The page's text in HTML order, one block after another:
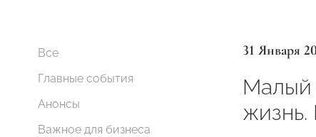
Все
Главные события
Анонсы
Важное для бизнеса
31 Января
Малый